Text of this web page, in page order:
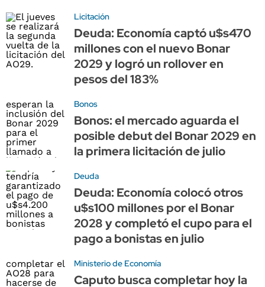
Licitación
Deuda: Economía captó u$s470
millones con el nuevo Bonar
2029 y logró un rollover en
pesos del 183%
Bonos
Bonos: el mercado aguarda el
posible debut del Bonar 2029 en
la primera licitación de julio
Deuda
Deuda: Economía colocó otros
u$s100 millones por el Bonar
2028 y completó el cupo para el
pago a bonistas en julio
Ministerio de Economía
Caputo busca completar hoy la